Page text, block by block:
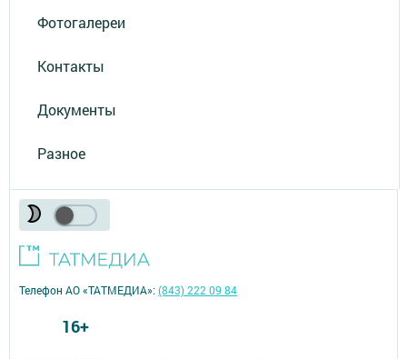
Фотогалереи
Контакты
Документы
Разное
Телефон АО «ТАТМЕДИА»:(843) 222 09 84
16+